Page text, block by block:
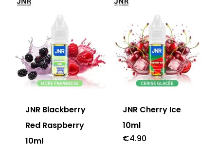
JNR Blackberry
Red Raspberry
10ml
JNR Cherry Ice
10ml
€4.90